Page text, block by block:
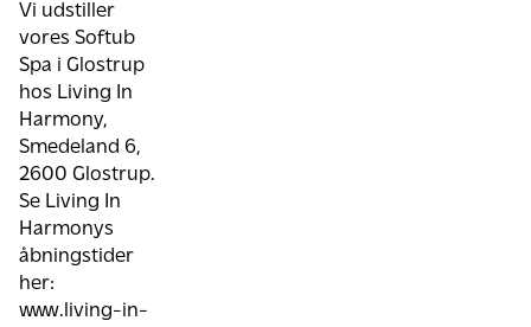
Vi udstiller
vores Softub
Spa i Glostrup
hos Living In
Harmony,
Smedeland 6,
2600 Glostrup.
Se Living In
Harmonys
åbningstider
her:
www.living-in-